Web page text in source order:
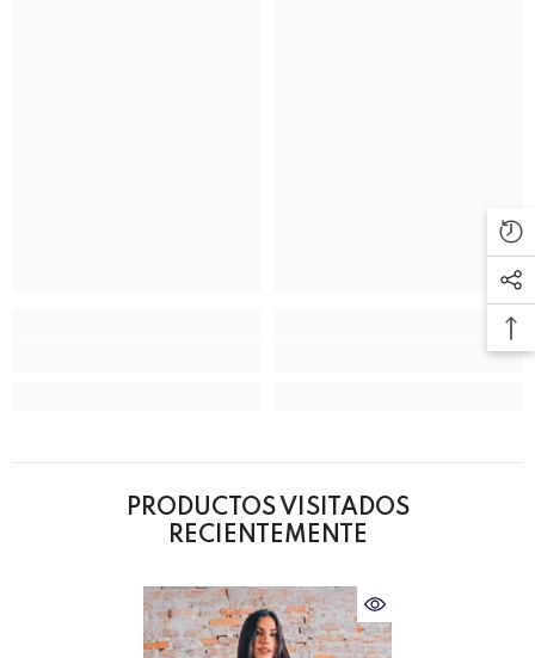
PRODUCTOS VISITADOS
RECIENTEMENTE